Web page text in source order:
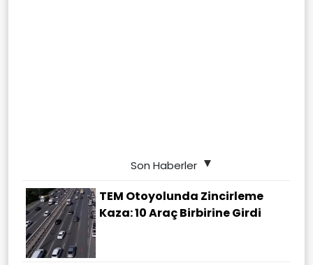
Son Haberler
TEM Otoyolunda Zincirleme
Kaza: 10 Araç Birbirine Girdi